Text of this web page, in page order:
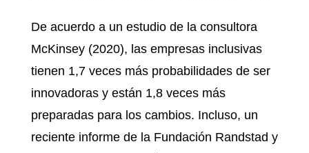
De acuerdo a un estudio de la consultora
McKinsey (2020), las empresas inclusivas
tienen 1,7 veces más probabilidades de ser
innovadoras y están 1,8 veces más
preparadas para los cambios. Incluso, un
reciente informe de la Fundación Randstad y